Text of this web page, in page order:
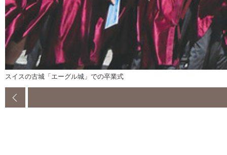
スイスの古城「エーグル城」での卒業式